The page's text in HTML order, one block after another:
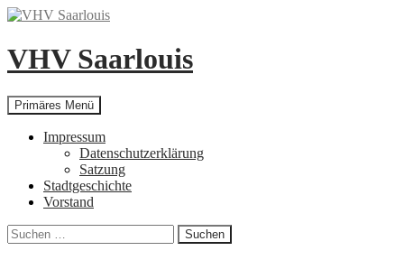
Zum
springen
VHV Saarlouis
Suchen
Primäres Menü
Impressum
Datenschutzerklärung
Satzung
Stadtgeschichte
Vorstand
Suchen
nach: